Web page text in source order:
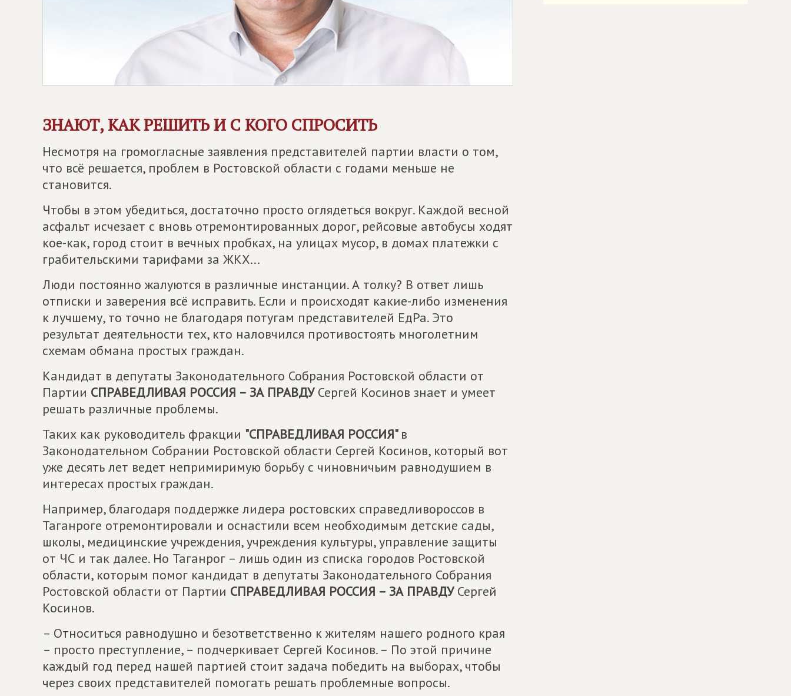
ЗНАЮТ, КАК РЕШИТЬ И С КОГО СПРОСИТЬ
Несмотря на громогласные заявления представителей партии власти о том,
что всё решается, проблем в Ростовской области с годами меньше не
становится.
Чтобы в этом убедиться, достаточно просто оглядеться вокруг. Каждой весной
асфальт исчезает с вновь отремонтированных дорог, рейсовые автобусы ходят
кое-как, город стоит в вечных пробках, на улицах мусор, в домах платежки с
грабительскими тарифами за ЖКХ...
Люди постоянно жалуются в различные инстанции. А толку? В ответ лишь
отписки и заверения всё исправить. Если и происходят какие-либо изменения
к лучшему, то точно не благодаря потугам представителей ЕдРа. Это
результат деятельности тех, кто наловчился противостоять многолетним
схемам обмана простых граждан.
Кандидат в депутаты Законодательного Собрания Ростовской области от
Партии СПРАВЕДЛИВАЯ РОССИЯ – ЗА ПРАВДУСергей Косинов знает и умеет
решать различные проблемы.
Таких как руководитель фракции "СПРАВЕДЛИВАЯ РОССИЯ" в
Законодательном Собрании Ростовской области Сергей Косинов, который вот
уже десять лет ведет непримиримую борьбу с чиновничьим равнодушием в
интересах простых граждан.
Например, благодаря поддержке лидера ростовских справедливороссов в
Таганроге отремонтировали и оснастили всем необходимым детские сады,
школы, медицинские учреждения, учреждения культуры, управление защиты
от ЧС и так далее. Но Таганрог – лишь один из списка городов Ростовской
области, которым помог кандидат в депутаты Законодательного Собрания
Ростовской области от Партии СПРАВЕДЛИВАЯ РОССИЯ – ЗА ПРАВДУСергей
Косинов.
– Относиться равнодушно и безответственно к жителям нашего родного края
– просто преступление, – подчеркивает Сергей Косинов. – По этой причине
каждый год перед нашей партией стоит задача победить на выборах, чтобы
через своих представителей помогать решать проблемные вопросы.